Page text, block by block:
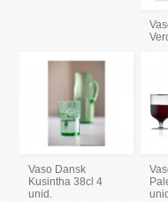
Vaso Dansk
Kusintha 38cl 4
unid.
unid